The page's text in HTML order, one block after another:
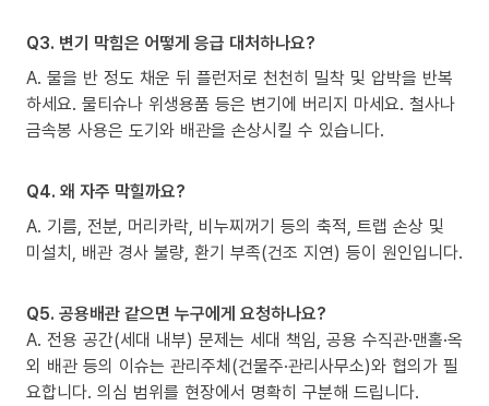
Q3. 변기 막힘은 어떻게 응급 대처하나요?
A. 물을 반 정도 채운 뒤 플런저로 천천히 밀착 및 압박을 반복
하세요. 물티슈나 위생용품 등은 변기에 버리지 마세요. 철사나
금속봉 사용은 도기와 배관을 손상시킬 수 있습니다.
Q4. 왜 자주 막힐까요?
A. 기름, 전분, 머리카락, 비누찌꺼기 등의 축적, 트랩 손상 및
미설치, 배관 경사 불량, 환기 부족(건조 지연) 등이 원인입니다.
Q5. 공용배관 같으면 누구에게 요청하나요?
A. 전용 공간(세대 내부) 문제는 세대 책임, 공용 수직관·맨홀·옥
외 배관 등의 이슈는 관리주체(건물주·관리사무소)와 협의가 필
요합니다. 의심 범위를 현장에서 명확히 구분해 드립니다.